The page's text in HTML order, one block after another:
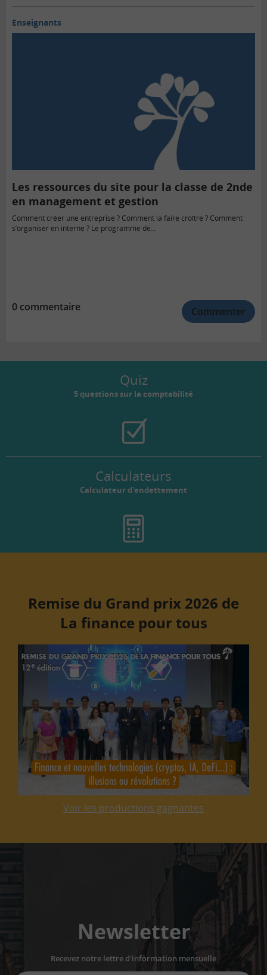
Enseignants
Les ressources du site pour la classe de 2nde
en management et gestion
Comment créer une entreprise ? Comment la faire croître ? Comment
s’organiser en interne ? Le programme de...
0 commentaire Commenter
Quiz
5 questions sur la comptabilité
Calculateurs
Calculateur d'endettement
Remise du Grand prix 2026 de
La finance pour tous
Voir les productions gagnantes
Newsletter
Recevez notre lettre d'information mensuelle